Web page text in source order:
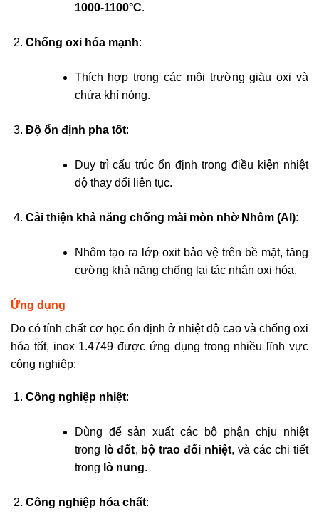
1000-1100°C.
Chống oxi hóa mạnh:
Thích hợp trong các môi trường giàu oxi và
chứa khí nóng.
Độ ổn định pha tốt:
Duy trì cấu trúc ổn định trong điều kiện nhiệt
độ thay đổi liên tục.
Cải thiện khả năng chống mài mòn nhờ Nhôm (Al):
Nhôm tạo ra lớp oxit bảo vệ trên bề mặt, tăng
cường khả năng chống lại tác nhân oxi hóa.
Ứng dụng
Do có tính chất cơ học ổn định ở nhiệt độ cao và chống oxi
hóa tốt, inox 1.4749 được ứng dụng trong nhiều lĩnh vực
công nghiệp:
Công nghiệp nhiệt:
Dùng để sản xuất các bộ phận chịu nhiệt
trong lò đốt, bộ trao đổi nhiệt, và các chi tiết
trong lò nung.
Công nghiệp hóa chất: